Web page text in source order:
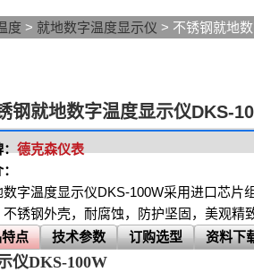
度 > 就地数字温度显示仪 > 不锈钢就地
钢就地数字温度显示仪DKS-
德克森仪表
数字温度显示仪DKS-100W采用进口芯片
不锈钢外壳，耐腐蚀，防护坚固，美观精致
点
技术参数 订购选型 资料下
仪DKS-100W